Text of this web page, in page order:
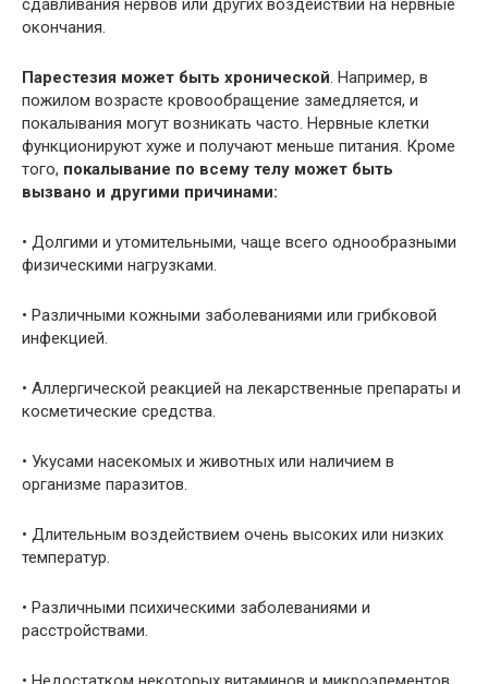
сдавливания нервов или других воздействий на нервные
окончания.
Парестезия может быть хронической. Например, в
пожилом возрасте кровообращение замедляется, и
покалывания могут возникать часто. Нервные клетки
функционируют хуже и получают меньше питания. Кроме
того, покалывание по всему телу может быть
вызвано и другими причинами:
• Долгими и утомительными, чаще всего однообразными
физическими нагрузками.
• Различными кожными заболеваниями или грибковой
инфекцией.
• Аллергической реакцией на лекарственные препараты и
косметические средства.
• Укусами насекомых и животных или наличием в
организме паразитов.
• Длительным воздействием очень высоких или низких
температур.
• Различными психическими заболеваниями и
расстройствами.